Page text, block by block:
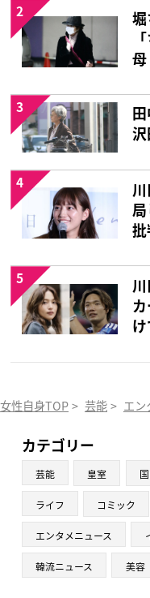
母
2
3
4
5
女性自身TOP > 芸能 > エン
カテゴリー
芸能 皇室
ライフ コミック
エンタメニュース
韓流ニュース 美容